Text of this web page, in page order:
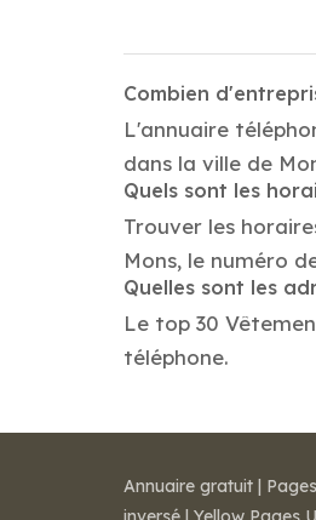
Combien
L'annuaire
dans la ville de
Quels sont les
Trouver les
Mons, le numéro
Quelles sont les
Le top 30
téléphone.
Annuaire gratuit |